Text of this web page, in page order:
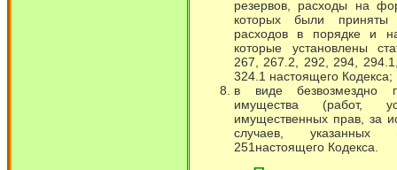
резервов, расходы на
которых были приняты
расходов в порядке и
которые установлены
267, 267.2, 292, 294,
324.1 настоящего Кодекса;
в виде безвозмездно
имущества (работ,
имущественных прав, за
случаев, указанных
251настоящего Кодекса.